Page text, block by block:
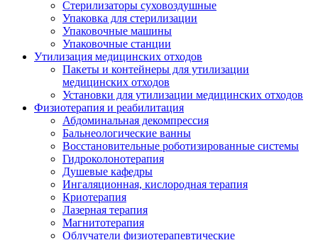
Стерилизаторы суховоздушные
Упаковка для стерилизации
Упаковочные машины
Упаковочные станции
Утилизация медицинских отходов
Пакеты и контейнеры для утилизации
медицинских отходов
Установки для утилизации медицинских отходов
Физиотерапия и реабилитация
Абдоминальная декомпрессия
Бальнеологические ванны
Восстановительные роботизированные системы
Гидроколонотерапия
Душевые кафедры
Ингаляционная, кислородная терапия
Криотерапия
Лазерная терапия
Магнитотерапия
Облучатели физиотерапевтические